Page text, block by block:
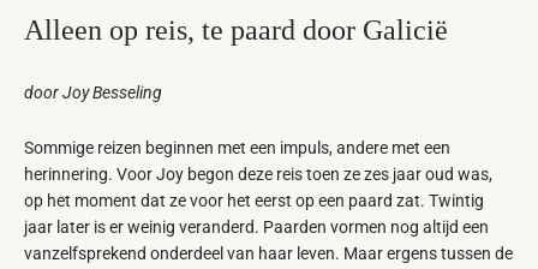
Alleen op reis, te paard door Galicië
door Joy Besseling
Sommige reizen beginnen met een impuls, andere met een
herinnering. Voor Joy begon deze reis toen ze zes jaar oud was,
op het moment dat ze voor het eerst op een paard zat. Twintig
jaar later is er weinig veranderd. Paarden vormen nog altijd een
vanzelfsprekend onderdeel van haar leven. Maar ergens tussen de